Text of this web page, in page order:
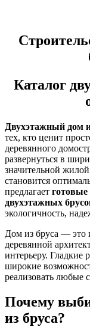
Каталог
Двухэтажный дом
тех, кто ценит
деревянного
развернуться в
значительной
становится
предлагает
двухэтажных
экологичность,
Дом из бруса — это
деревянной
интерьеру. Гладкие
широкие
реализовать любые
Почему
из бруса?